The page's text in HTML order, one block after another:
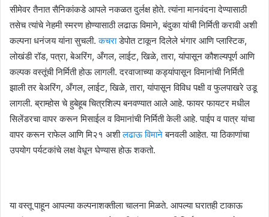
सीमेवर तैनात सैनिकांकडे आपले नकळत दुर्लक्ष होते. त्यांना मानवंदना देण्यासाठी
तसेच त्यांचे नेहमी स्मरण होण्यासाठी लढाऊ विमाने, बंदुका यांची निर्मिती करावी अशी
कल्पना धनंजय यांना सुचली.कचराडेपोत टाकून दिलेले भंगार आणि प्लास्टिक,
लोखंडी रॉड, पत्रा, बेअरिंग, अँगल, लाईट, खिळे, तारा, यांपासून कौशल्यपूर्ण आणि
कल्पक वस्तूंची निर्मिती होऊ लागली. दरवाजाच्या कड्यांपासून विमानांची निर्मिती
झाली तर बेअरिंग, अँगल, लाईट, खिळे, तारा, यांपासून विविध पक्षी व फुलपाखरे उडू
लागली. ब्राम्होस चे हुबेहूब चित्रशिल्प बनवण्यात आले आहे. फायर फायटर मधील
सिलेंडरचा वापर करून मिसाईल व विमानांची निर्मिती केली आहे. पाईप व पात्र यांचा
वापर करून राफेल आणि मि२१ अशीलढाऊ विमानेबनवली आहेत. या ठिकाणांचा
उपयोग पर्यटकांचे लक्ष वेधून घेण्यास होऊ शकतो.
या वस्तू पाहून आपल्या कल्पनाशक्तीला चालना मिळते. आपल्या घरातही टाकाऊ